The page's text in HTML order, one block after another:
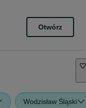
Otwórz
Wodzisław Śląski